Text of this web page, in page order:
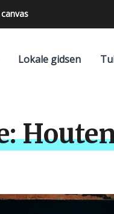
Lokale gidsen